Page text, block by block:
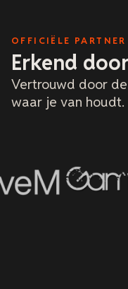
OFFICIËLE PARTNER
Erkend
Vertrouwd door
waar je van houdt.